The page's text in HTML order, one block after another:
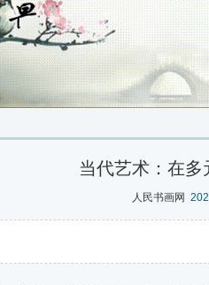
当代艺术：在
人民书画网